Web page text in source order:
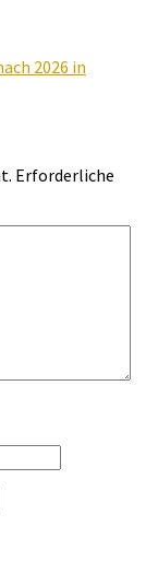
2026 in
Erforderliche